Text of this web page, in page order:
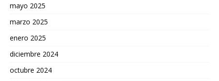
mayo 2025
marzo 2025
enero 2025
diciembre 2024
octubre 2024